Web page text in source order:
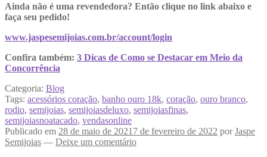
Ainda não é uma revendedora? Então clique no link abaixo e
faça seu pedido!
www.jaspesemijoias.com.br/account/login
Confira também: 3 Dicas de Como se Destacar em Meio da
Concorrência
Categoria: Blog
Tags: acessórios coração, banho ouro 18k, coração, ouro branco,
rodio, semijoias, semijoiasdeluxo, semijoiasfinas,
semijoiasnoatacado, vendasonline
Publicado em 28 de maio de 2021 7 de fevereiro de 2022 porJaspe
Semijoias — Deixe um comentário